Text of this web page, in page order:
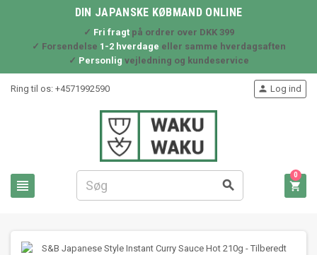
DIN JAPANSKE KØBMAND ONLINE
✓ Fri fragtpå ordrer over DKK 399
✓ Forsendelse 1-2 hverdage eller samme hverdagsaften
✓ Personlig vejledning og kundeservice
Ring til os: +4571992590
 
 Log ind

0